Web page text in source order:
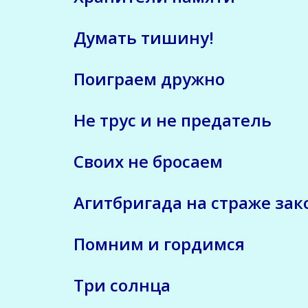
Думать тишину!
Поиграем дружно
Не трус и не предатель
Своих не бросаем
Агитбригада на страже
Помним и гордимся
Три солнца